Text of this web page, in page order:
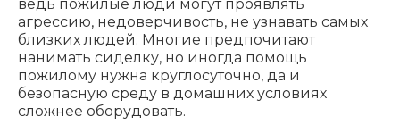
ведь пожилые люди могут проявлять
агрессию, недоверчивость, не узнавать самых
близких людей. Многие предпочитают
нанимать сиделку, но иногда помощь
пожилому нужна круглосуточно, да и
безопасную среду в домашних условиях
сложнее оборудовать.